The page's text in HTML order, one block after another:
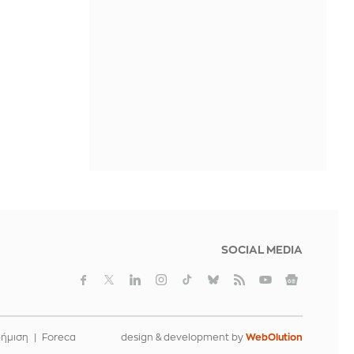
SOCIAL MEDIA
Foreca design & development by WebOlution